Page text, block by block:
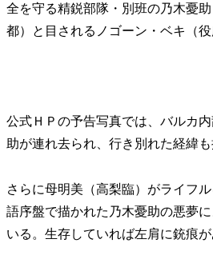
全を守る精鋭部隊・別班の乃木憂
都）と目されるノゴーン・ベキ（
公式ＨＰの予告写真では、バルカ
助が連れ去られ、行き別れた経緯も
さらに母明美（高梨臨）がライフ
語序盤で描かれた乃木憂助の悪夢
いる。生存していれば左肩に銃痕